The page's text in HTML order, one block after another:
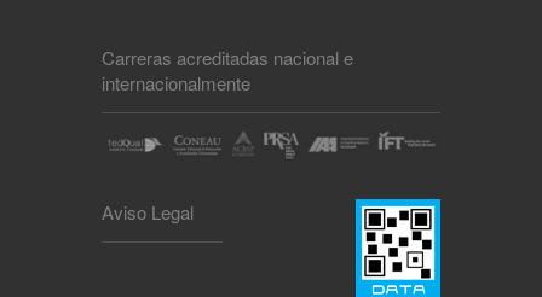
Carreras acreditadas nacional e
internacionalmente
Aviso Legal